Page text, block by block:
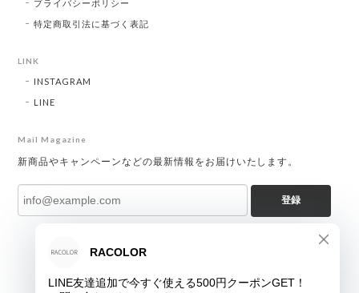
プライバシーポリシー
特定商取引法に基づく表記
LINK
INSTAGRAM
LINE
Mail Magazine
新商品やキャンペーンなどの最新情報をお届けいたします。
登録